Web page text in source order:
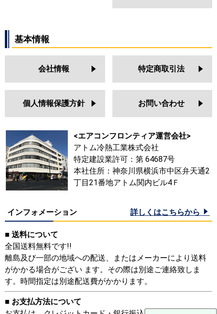
基本情報
会社情報 特定商取引法
個人情報保護方針 お問い合わせ
<エアコンフロンティア運営会社>
アトム冷熱工業株式会社
特定建設業許可：第 64687号
本社住所：神奈川県横浜市中区弁天通2
丁目21番地アトム関内ビル4Ｆ
インフォメーション 詳しくはこちらから
■ 送料について
全国送料無料です!!
離島及び一部の地域への配送、またはメーカーにより送料
がかかる場合がござい ます。その際は別途ご連絡致しま
す。時間指定は別途配送費がかかります。
■ お支払方法について